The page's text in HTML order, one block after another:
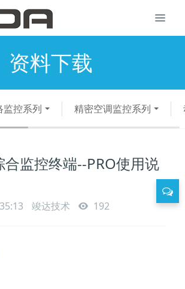
资料下载
监控系列 精密空调监控系列
合监控终端--PRO使用说
竣达技术 192